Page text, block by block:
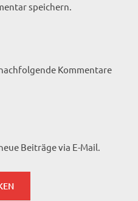
speichern.
Kommentare
Beiträge via E-Mail.